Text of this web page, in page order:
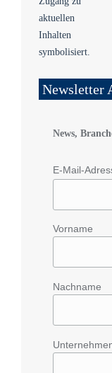
Newsletter
News,
E-Mail-
Vorname
Nachname